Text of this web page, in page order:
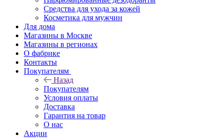
Средства для ухода за кожей
Косметика для мужчин
Для дома
Магазины в Москве
Магазины в регионах
О фабрике
Контакты
Покупателям
Назад
Покупателям
Условия оплаты
Доставка
Гарантия на товар
О нас
Акции